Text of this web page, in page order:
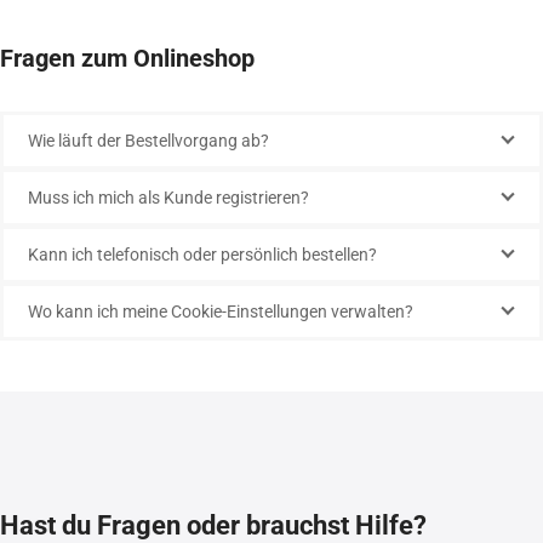
Fragen zum Onlineshop
Wie läuft der Bestellvorgang ab?
Muss ich mich als Kunde registrieren?
Kann ich telefonisch oder persönlich bestellen?
Wo kann ich meine Cookie-Einstellungen verwalten?
Hast du Fragen oder brauchst Hilfe?